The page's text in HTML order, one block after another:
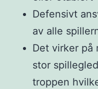
Defensivt
av alle
Det virker på
stor
troppen